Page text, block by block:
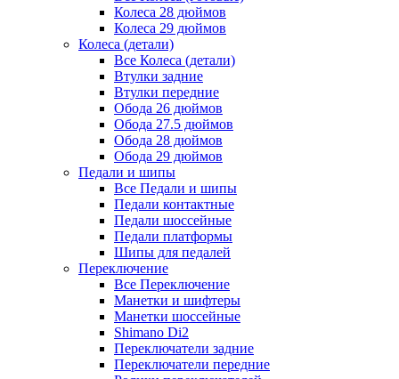
Колеса 28 дюймов
Колеса 29 дюймов
Колеса (детали)
Все Колеса (детали)
Втулки задние
Втулки передние
Обода 26 дюймов
Обода 27.5 дюймов
Обода 28 дюймов
Обода 29 дюймов
Педали и шипы
Все Педали и шипы
Педали контактные
Педали шоссейные
Педали платформы
Шипы для педалей
Переключение
Все Переключение
Манетки и шифтеры
Манетки шоссейные
Shimano Di2
Переключатели задние
Переключатели передние